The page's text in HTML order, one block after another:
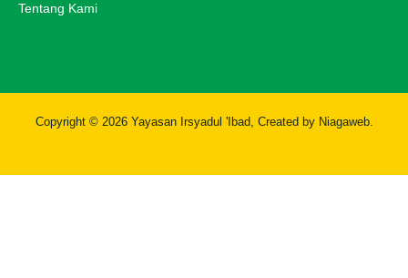
Tentang Kami
Copyright © 2026 Yayasan Irsyadul 'Ibad , Created by Niagaweb.